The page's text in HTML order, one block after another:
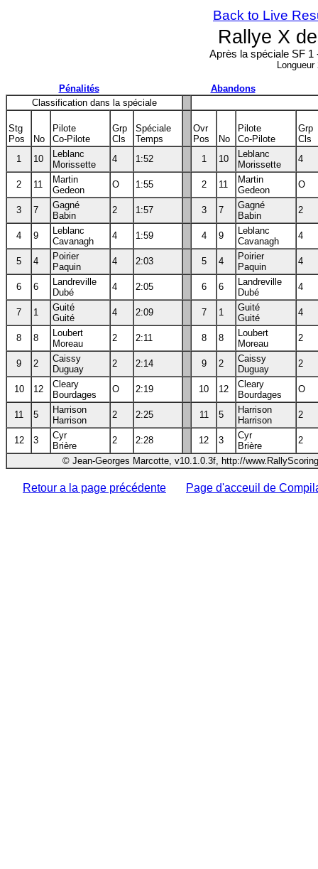
Back to Live
Rallye X
Après la spéciale SF 1
Pénalités
Abandons
Classification dans la spéciale
Stg
Pos
No
Pilote
Co-Pilote
Grp
Cls
Spéciale
Temps
Ovr
Pos
No
Pilote
Co-Pilote
Grp
Cls
1
10
Leblanc
Morissette
4 1:52 1 10
Leblanc
Morissette
4
2 11
Martin
Gedeon
O 1:55 2 11
Martin
Gedeon
O
3 7
Gagné
Babin
2 1:57 3 7
Gagné
Babin
2
4 9
Leblanc
Cavanagh
4 1:59 4 9
Leblanc
Cavanagh
4
5 4
Poirier
Paquin
4 2:03 5 4
Poirier
Paquin
4
6 6
Landreville
Dubé
4 2:05 6 6
Landreville
Dubé
4
7 1
Guité
Guité
4 2:09 7 1
Guité
Guité
4
8 8
Loubert
Moreau
2 2:11 8 8
Loubert
Moreau
2
9 2
Caissy
Duguay
2 2:14 9 2
Caissy
Duguay
2
10 12
Cleary
Bourdages
O 2:19 10 12
Cleary
Bourdages
O
11 5
Harrison
Harrison
2 2:25 11 5
Harrison
Harrison
2
12 3
Cyr
Brière
2 2:28 12 3
Cyr
Brière
2
© Jean-Georges Marcotte, v10.1.0.3f, http://
Retour a la page précédente Page d'acceuil de